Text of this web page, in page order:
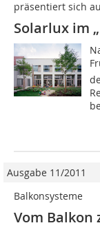
präsentiert sich
Solarlux im
Ausgabe 11/2011
Balkonsysteme
Vom Balkon